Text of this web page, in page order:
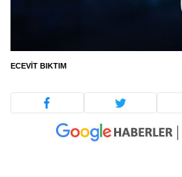
ECEVIT BIKTIM